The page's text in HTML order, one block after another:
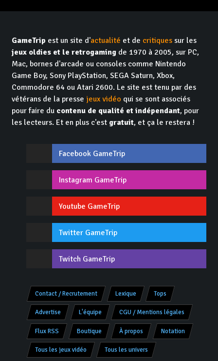
GameTrip est un site d'actualité et de critiques sur les
jeux oldies et le retrogaming de 1970 à 2005, sur PC,
Mac, bornes d'arcade ou consoles comme Nintendo
Game Boy, Sony PlayStation, SEGA Saturn, Xbox,
Commodore 64 ou Atari 2600. Le site est tenu par des
vétérans de la presse jeux vidéo qui se sont associés
pour faire du contenu de qualité et indépendant, pour
les lecteurs. Et en plus c'est gratuit, et ça le restera !
Facebook GameTrip
Instagram GameTrip
Youtube GameTrip
Twitter GameTrip
Twitch GameTrip
Contact / Recrutement Lexique Tops
Advertise L'équipe CGU / Mentions légales
Flux RSS Boutique À propos Notation
Tous les jeux vidéo Tous les univers